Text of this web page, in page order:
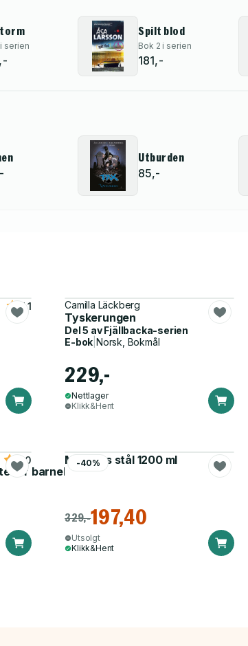
serien
Spilt blod
Bok 2 i serien
181,-
Utburden
85,-
4.1 Camilla Läckberg
Tyskerungen
Del 5 avFjällbacka-serien
E-bok |Norsk, Bokmål
229,-
Nettlager
Klikk&Hent
for barnehagen
5.0 -40%
Matboks stål 1200 ml
329,-197,40
Utsolgt
Klikk&Hent